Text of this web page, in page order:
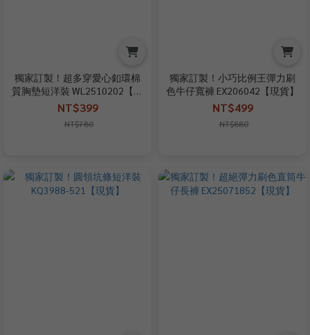
獨家訂製！超多穿愛心釦環棉
質胸墊短洋裝 WL2510202【現
貨】
NT$399
NT$780
獨家訂製！小巧比例王彈力刷
色牛仔寬褲 EX206042【現貨】
NT$499
NT$880